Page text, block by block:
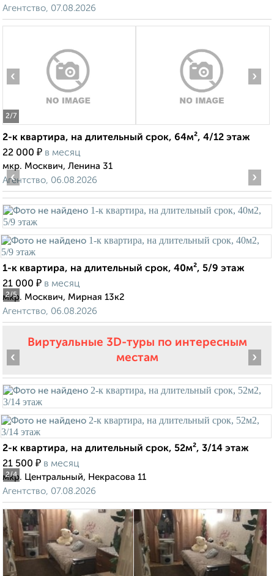
Агентство, 07.08.2026
2/7
‹ ›
2-к квартира, на длительный срок, 64м², 4/12 этаж
22 000 ₽ в месяц
мкр. Москвич, Ленина 31
Агентство, 06.08.2026
2/5
‹ ›
1-к квартира, на длительный срок, 40м², 5/9 этаж
21 000 ₽ в месяц
мкр. Москвич, Мирная 13к2
Агентство, 06.08.2026
Виртуальные 3D-туры по интересным
местам
2/4
‹ ›
2-к квартира, на длительный срок, 52м², 3/14 этаж
21 500 ₽ в месяц
мкр. Центральный, Некрасова 11
Агентство, 07.08.2026